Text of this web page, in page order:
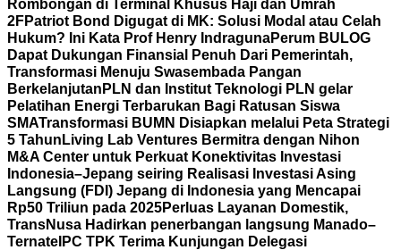
Rombongan di Terminal Khusus Haji dan Umrah
2FPatriot Bond Digugat di MK: Solusi Modal atau Celah
Hukum? Ini Kata Prof Henry IndragunaPerum BULOG
Dapat Dukungan Finansial Penuh Dari Pemerintah,
Transformasi Menuju Swasembada Pangan
Berkelanjutan PLN dan Institut Teknologi PLN gelar
Pelatihan Energi Terbarukan Bagi Ratusan Siswa
SMATransformasi BUMN Disiapkan melalui Peta Strategi
5 Tahun Living Lab Ventures Bermitra dengan Nihon
M&A Center untuk Perkuat Konektivitas Investasi
Indonesia–Jepang seiring Realisasi Investasi Asing
Langsung (FDI) Jepang di Indonesia yang Mencapai
Rp50 Triliun pada 2025Perluas Layanan Domestik,
TransNusa Hadirkan penerbangan langsung Manado–
Ternate IPC TPK Terima Kunjungan Delegasi